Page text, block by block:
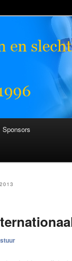
Sponsors